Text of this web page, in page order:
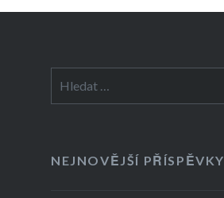
NEJNOVĚJŠÍ PŘÍSPĚVKY